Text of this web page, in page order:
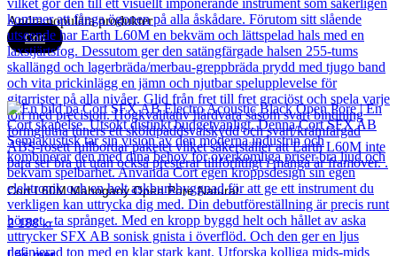
Andra populära produkter
Cort
Cort L60M Mahogany Open Pore Natural
2 188kr